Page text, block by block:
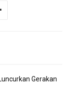
Gerakan